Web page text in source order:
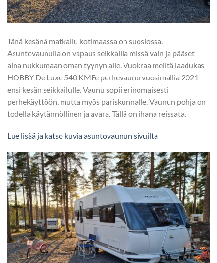
Tänä kesänä matkailu kotimaassa on suosiossa.
Asuntovaunulla on vapaus seikkailla missä vain ja pääset
aina nukkumaan oman tyynyn alle. Vuokraa meiltä laadukas
HOBBY De Luxe 540 KMFe perhevaunu vuosimallia 2021
ensi kesän seikkailulle. Vaunu sopii erinomaisesti
perhekäyttöön, mutta myös pariskunnalle. Vaunun pohja on
todella käytännöllinen ja avara. Tällä on ihana reissata.
Lue lisää ja katso kuvia asuntovaunun sivuilta